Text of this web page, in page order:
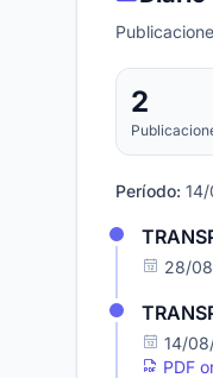
2
Período:
28/
14/
PDF